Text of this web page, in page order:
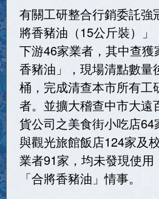
有關工研整合行銷委託強
將香豬油（15公斤裝）
下游46家業者，其中查
香豬油」，現場清點數量
桶，完成清查本市所有工
者。並擴大稽查中市大遠
貨公司之美食街小吃店
與觀光旅館飯店124家及
業者91家，均未發現使用
「合將香豬油」情事。